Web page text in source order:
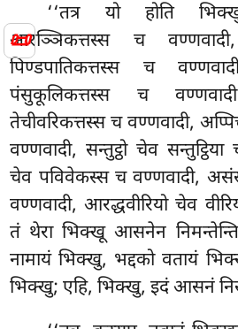
📜
‘‘तत्र यो होति
आरञ्ञिकत्तस्स च
पिण्डपातिकत्तस्स च
पंसुकूलिकत्तस्स च
तेचीवरिकत्तस्स च वण्णवादी,
वण्णवादी, सन्तुट्ठो चेव सन्तुट्ठिया
चेव पविवेकस्स च वण्णवादी,
वण्णवादी, आरद्धवीरियो चेव
तं थेरा भिक्खू आसनेन
नामायं भिक्खु, भद्दको वतायं
भिक्खु; एहि, भिक्खु, इदं आसनं